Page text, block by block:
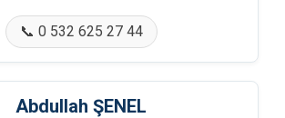
📞 0 532 625 27 44
Abdullah ŞENEL